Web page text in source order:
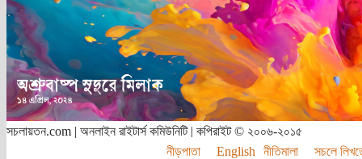
সচলায়তন.com | অনলাইন রাইটার্স কমিউনিটি | কপিরাইট © ২০০৬-২০১৫
নীড়পাতা
English নীতিমালা সচলে